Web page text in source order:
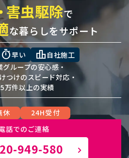
害虫駆除で
な暮らしをサポート
timer早い leaderboard 自社施工
グループの安心感・
つけのスピード対応・
万件以上の実績
休
24H受付
話でのご連絡
949-580